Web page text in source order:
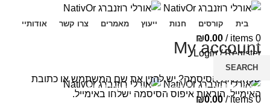
בית קורסים חנות ייעוץ מאמרים צרו קשר אודותיי
0
items
/
₪0.00
Login / Register
Menu
0
items
/
₪0.00
My account
שכחת את הסיסמה? יש להזין את שם המשתמש או כתובת
האימייל. הוראות איפוס הסיסמה ישלחו באימייל.
SEARCH
Start typing to see posts you are looking for.